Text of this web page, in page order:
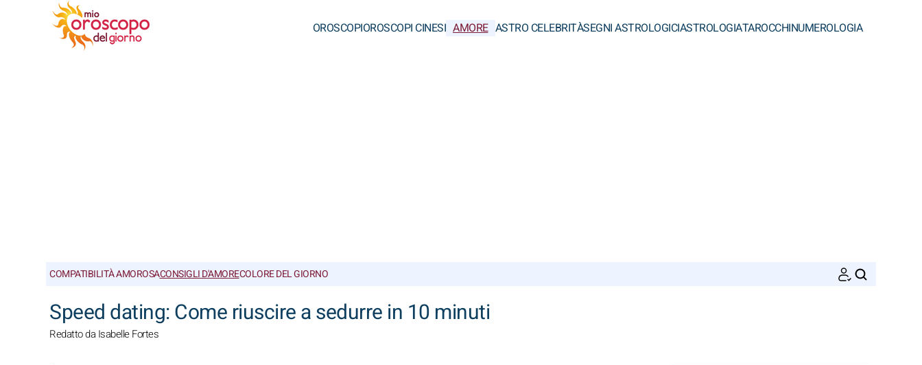
OROSCOPIOROSCOPI CINESI AMORE ASTRO CELEBRITÀSEGNI ASTROLOGICIASTROLOGIATAROCCHINUMEROLOGIA
COMPATIBILITÀ AMOROSACONSIGLI D'AMORECOLORE DEL GIORNO
Speed dating: Come riuscire a sedurre in 10 minuti
Redatto da Isabelle Fortes